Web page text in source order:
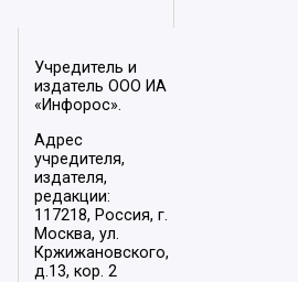
Учредитель и
издатель ООО ИА
«Инфорос».
Адрес
учредителя,
издателя,
редакции:
117218, Россия, г.
Москва, ул.
Кржижановского,
д.13, кор. 2